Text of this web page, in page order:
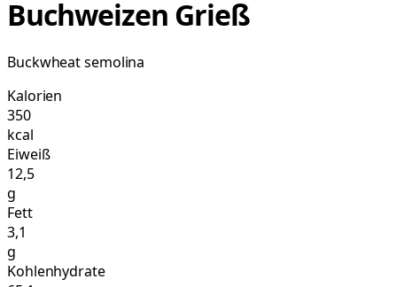
Buchweizen Grieß
Buckwheat semolina
Kalorien
350
kcal
Eiweiß
12,5
g
Fett
3,1
g
Kohlenhydrate